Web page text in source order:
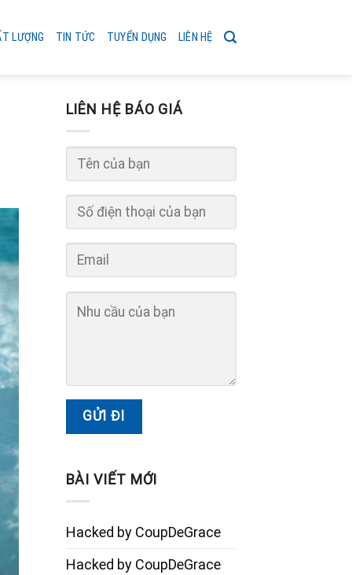
LƯỢNG TIN TỨC TUYỂN DỤNG LIÊN HỆ
LIÊN HỆ BÁO GIÁ
BÀI VIẾT MỚI
Hacked by CoupDeGrace
Hacked by CoupDeGrace